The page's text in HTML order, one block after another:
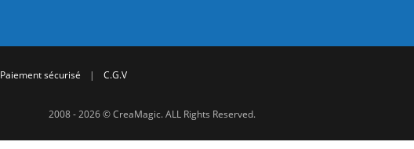
Paiement sécurisé | C.G.V
2008 - 2026 © CreaMagic. ALL Rights Reserved.